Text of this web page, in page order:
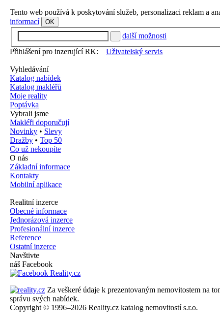
Tento web používá k poskytování služeb, personalizaci reklam a
informací
OK
další možnosti
Přihlášení pro inzerující RK:
Uživatelský servis
Vyhledávání
Katalog nabídek
Katalog makléřů
Moje reality
Poptávka
Vybrali jsme
Makléři doporučují
Novinky • Slevy
Dražby • Top 50
Co už nekoupíte
O nás
Základní informace
Kontakty
Mobilní aplikace
Realitní inzerce
Obecné informace
Jednorázová inzerce
Profesionální inzerce
Reference
Ostatní inzerce
Navštivte
náš Facebook
Za veškeré údaje k prezentovaným nemovitostem na
správu svých nabídek.
Copyright © 1996–2026 Reality.cz katalog nemovitostí s.r.o.